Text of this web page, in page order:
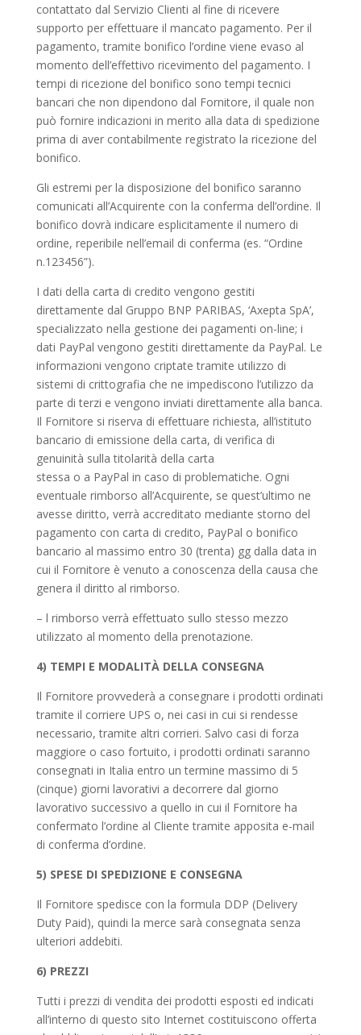
contattato dal Servizio Clienti al fine di ricevere
supporto per effettuare il mancato pagamento. Per il
pagamento, tramite bonifico l’ordine viene evaso al
momento dell’effettivo ricevimento del pagamento. I
tempi di ricezione del bonifico sono tempi tecnici
bancari che non dipendono dal Fornitore, il quale non
può fornire indicazioni in merito alla data di spedizione
prima di aver contabilmente registrato la ricezione del
bonifico.
Gli estremi per la disposizione del bonifico saranno
comunicati all’Acquirente con la conferma dell’ordine. Il
bonifico dovrà indicare esplicitamente il numero di
ordine, reperibile nell’email di conferma (es. “Ordine
n.123456”).
I dati della carta di credito vengono gestiti
direttamente dal Gruppo BNP PARIBAS, ‘Axepta SpA’,
specializzato nella gestione dei pagamenti on-line; i
dati PayPal vengono gestiti direttamente da PayPal. Le
informazioni vengono criptate tramite utilizzo di
sistemi di crittografia che ne impediscono l’utilizzo da
parte di terzi e vengono inviati direttamente alla banca.
Il Fornitore si riserva di effettuare richiesta, all’istituto
bancario di emissione della carta, di verifica di
genuinità sulla titolarità della carta
stessa o a PayPal in caso di problematiche. Ogni
eventuale rimborso all’Acquirente, se quest’ultimo ne
avesse diritto, verrà accreditato mediante storno del
pagamento con carta di credito, PayPal o bonifico
bancario al massimo entro 30 (trenta) gg dalla data in
cui il Fornitore è venuto a conoscenza della causa che
genera il diritto al rimborso.
– l rimborso verrà effettuato sullo stesso mezzo
utilizzato al momento della prenotazione.
4) TEMPI E MODALITÀ DELLA CONSEGNA
Il Fornitore provvederà a consegnare i prodotti ordinati
tramite il corriere UPS o, nei casi in cui si rendesse
necessario, tramite altri corrieri. Salvo casi di forza
maggiore o caso fortuito, i prodotti ordinati saranno
consegnati in Italia entro un termine massimo di 5
(cinque) giorni lavorativi a decorrere dal giorno
lavorativo successivo a quello in cui il Fornitore ha
confermato l’ordine al Cliente tramite apposita e-mail
di conferma d’ordine.
5) SPESE DI SPEDIZIONE E CONSEGNA
Il Fornitore spedisce con la formula DDP (Delivery
Duty Paid), quindi la merce sarà consegnata senza
ulteriori addebiti.
6) PREZZI
Tutti i prezzi di vendita dei prodotti esposti ed indicati
all’interno di questo sito Internet costituiscono offerta